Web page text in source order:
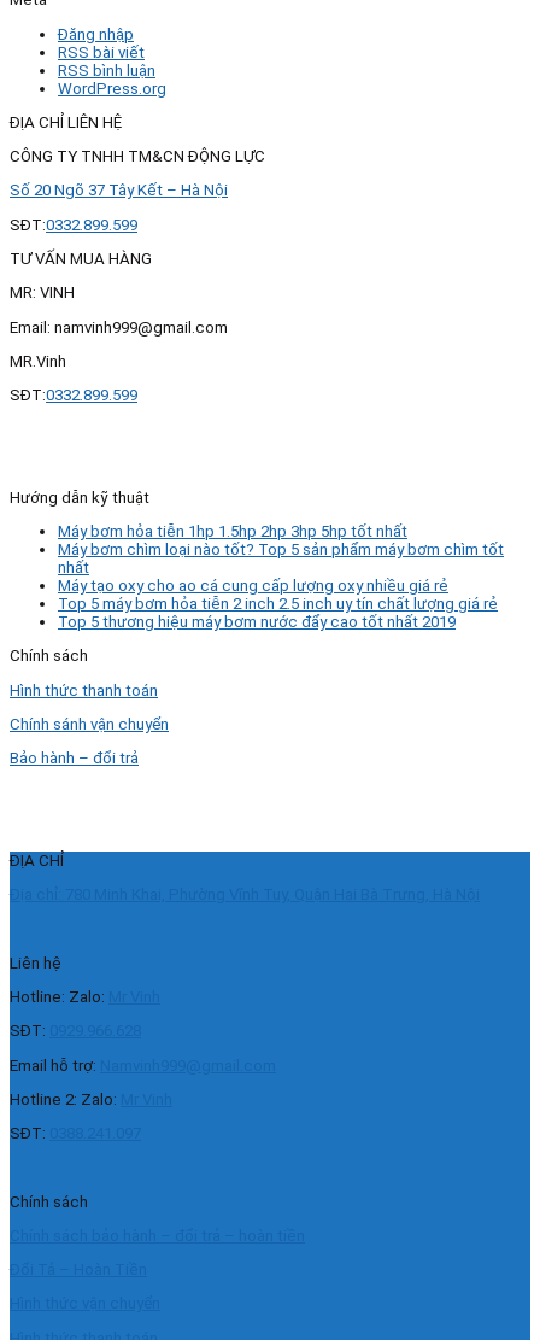
Đăng nhập
RSS bài viết
RSS bình luận
WordPress.org
ĐỊA CHỈ LIÊN HỆ
CÔNG TY TNHH TM&CN ĐỘNG LỰC
Số 20 Ngõ 37 Tây Kết – Hà Nội
SĐT:0332.899.599
TƯ VẤN MUA HÀNG
MR: VINH
Email: namvinh999@gmail.com
MR.Vinh
SĐT:0332.899.599
Hướng dẫn kỹ thuật
Máy bơm hỏa tiễn 1hp 1.5hp 2hp 3hp 5hp tốt nhất
Máy bơm chìm loại nào tốt? Top 5 sản phẩm máy bơm chìm tốt
nhất
Máy tạo oxy cho ao cá cung cấp lượng oxy nhiều giá rẻ
Top 5 máy bơm hỏa tiễn 2 inch 2.5 inch uy tín chất lượng giá rẻ
Top 5 thương hiệu máy bơm nước đẩy cao tốt nhất 2019
Chính sách
Hình thức thanh toán
Chính sánh vận chuyển
Bảo hành – đổi trả
ĐỊA CHỈ
Liên hệ
Hotline: Zalo:
SĐT:
Email hỗ trợ:
Hotline 2: Zalo:
SĐT:
Chính sách